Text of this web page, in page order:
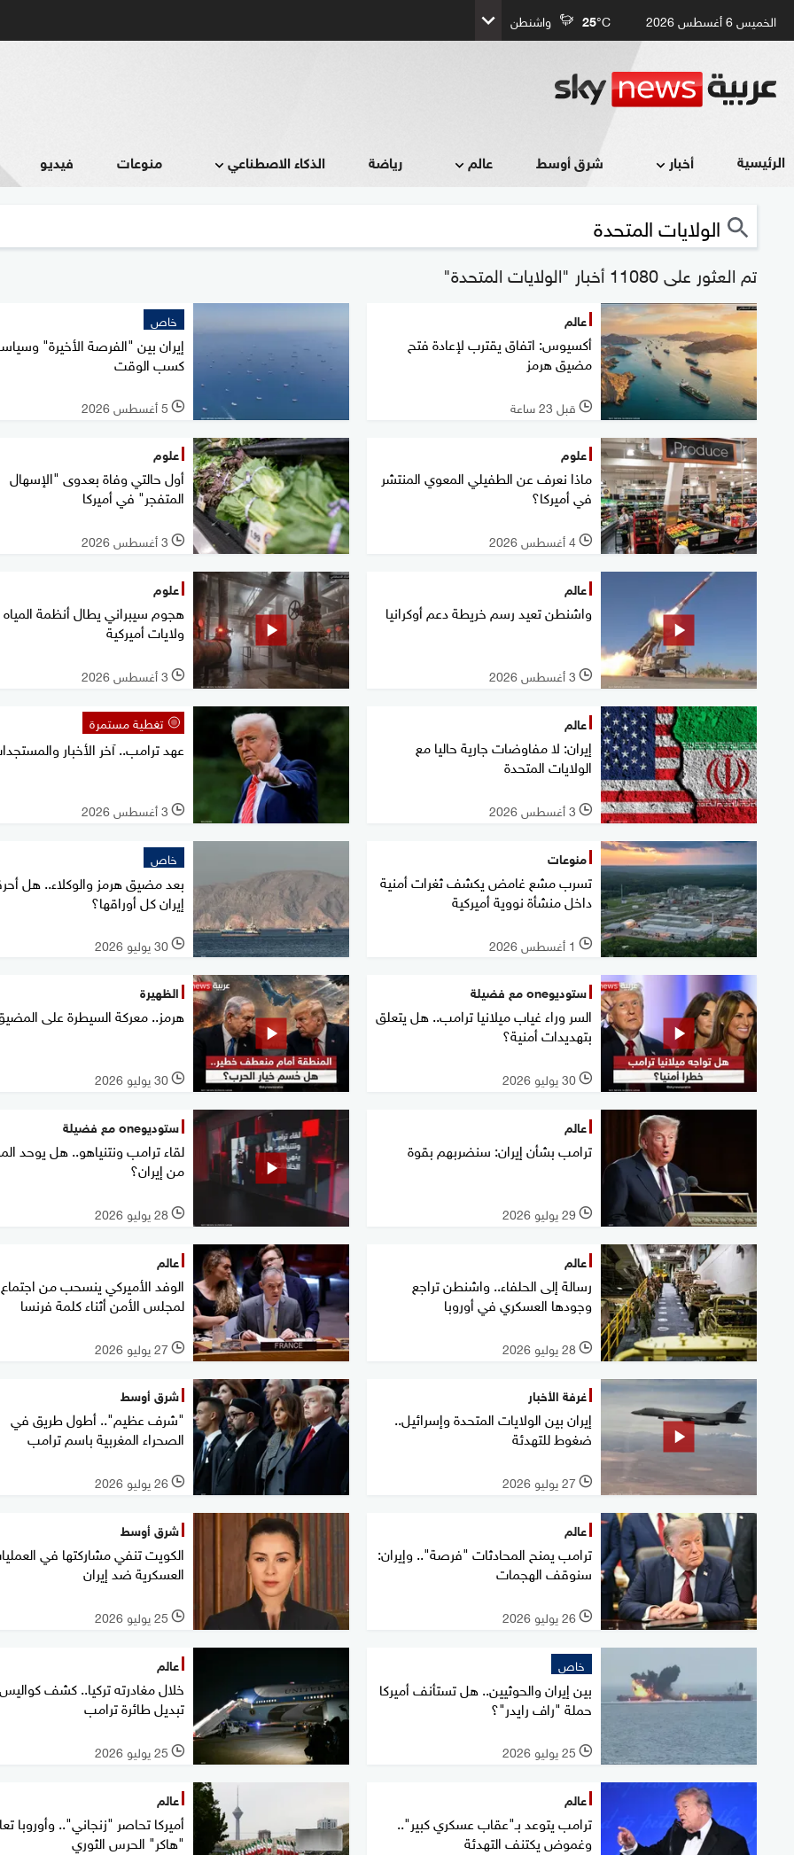
الخميس 6 أغسطس 2026 25°C واشنطن
الرئيسية أخبار شرق أوسط عالم رياضة الذكاء الاصطناعي منوعات فيديو
تم العثور على 11080 أخبار "الولايات المتحدة"
عالم
أكسيوس: اتفاق يقترب لإعادة فتح
مضيق هرمز
l قبل 23 ساعة
خاص
إيران بين "الفرصة الأخيرة"
كسب الوقت
l 5 أغسطس 2026
علوم
ماذا نعرف عن الطفيلي المعوي المنتشر
في أميركا؟
l 4 أغسطس 2026
علوم
أول حالتي وفاة بعدوى "الإسهال
المتفجر" في أميركا
l 3 أغسطس 2026
عالم
واشنطن تعيد رسم خريطة دعم أوكرانيا
l 3 أغسطس 2026
علوم
ولايات أميركية
l 3 أغسطس 2026
عالم
إيران: لا مفاوضات جارية حاليا مع
الولايات المتحدة
l 3 أغسطس 2026
تغطية مستمرة
عهد ترامب.. آخر الأخبار
l 3 أغسطس 2026
منوعات
تسرب مشع غامض يكشف ثغرات أمنية
داخل منشأة نووية أميركية
l 1 أغسطس 2026
خاص
بعد مضيق هرمز والوكلاء.. هل
إيران كل أوراقها؟
l 30 يوليو 2026
ستوديوone مع فضيلة
السر وراء غياب ميلانيا ترامب.. هل يتعلق
بتهديدات أمنية؟
l 30 يوليو 2026
الظهيرة
هرمز.. معركة السيطرة على
l 30 يوليو 2026
عالم
ترامب بشأن إيران: سنضربهم بقوة
l 29 يوليو 2026
ستوديوone مع فضيلة
لقاء ترامب ونتنياهو.. هل يوحد
من إيران؟
l 28 يوليو 2026
عالم
رسالة إلى الحلفاء.. واشنطن تراجع
وجودها العسكري في أوروبا
l 28 يوليو 2026
عالم
الوفد الأميركي ينسحب من اجتماع
لمجلس الأمن أثناء كلمة فرنسا
l 27 يوليو 2026
غرفة الأخبار
إيران بين الولايات المتحدة وإسرائيل..
ضغوط للتهدئة
l 27 يوليو 2026
شرق أوسط
"شرف عظيم".. أطول طريق في
الصحراء المغربية باسم ترامب
l 26 يوليو 2026
عالم
ترامب يمنح المحادثات "فرصة".. وإيران:
سنوقف الهجمات
l 26 يوليو 2026
شرق أوسط
الكويت تنفي مشاركتها في
العسكرية ضد إيران
l 25 يوليو 2026
خاص
بين إيران والحوثيين.. هل تستأنف أميركا
حملة "راف رايدر"؟
l 25 يوليو 2026
عالم
خلال مغادرته تركيا.. كشف كواليس
تبديل طائرة ترامب
l 25 يوليو 2026
عالم
ترامب يتوعد بـ"عقاب عسكري كبير"..
وغموض يكتنف التهدئة
عالم
أميركا تحاصر "زنجاني".. وأوروبا
"هاكر" الحرس الثوري